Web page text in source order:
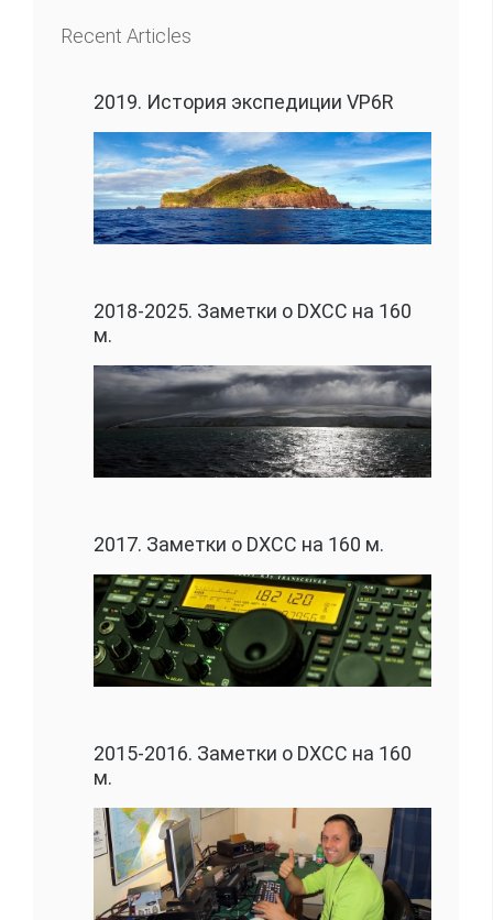
Recent Articles
2019. История экспедиции VP6R
2018-2025. Заметки о DXCC на 160
м.
2017. Заметки о DXCC на 160 м.
2015-2016. Заметки о DXCC на 160
м.